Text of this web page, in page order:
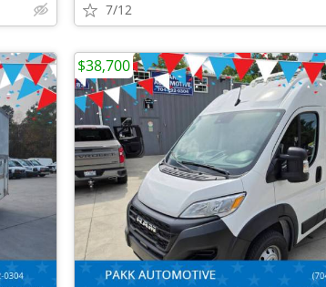
7/12
$38,700